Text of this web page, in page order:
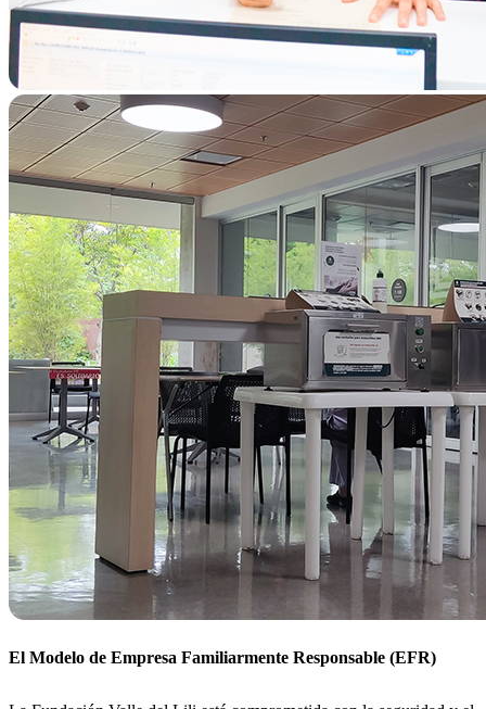
El Modelo de Empresa Familiarmente Responsable (EFR)